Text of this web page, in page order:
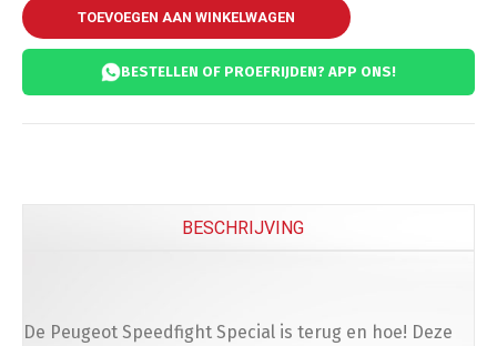
Kettingslot ART 4(+€
Telefoon
TOEVOEGEN AAN WINKELWAGEN
BESTELLEN OF PROEFRIJDEN? APP ONS!
BESCHRIJVING
De Peugeot Speedfight Special is terug en hoe! Deze